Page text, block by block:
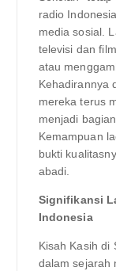
radio
media sosial.
televisi dan
atau
Kehadirannya
mereka terus
menjadi
Kemampuan
bukti
abadi.
Signifikansi
Indonesia
Kisah Kasih di
dalam sejarah